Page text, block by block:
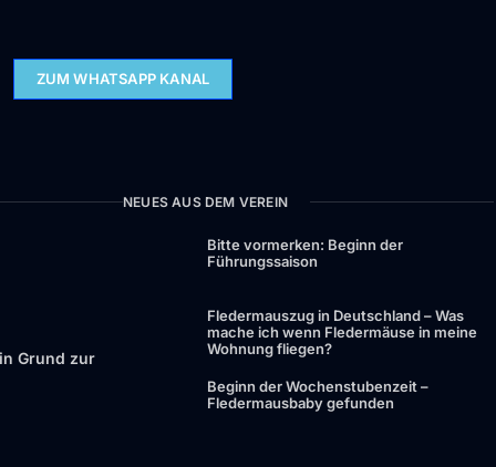
ZUM WHATSAPP KANAL
Grund zur
NEUES AUS DEM VEREIN
Bitte vormerken: Beginn der
Führungssaison
Fledermauszug in Deutschland – Was
mache ich wenn Fledermäuse in meine
Wohnung fliegen?
Beginn der Wochenstubenzeit –
Fledermausbaby gefunden